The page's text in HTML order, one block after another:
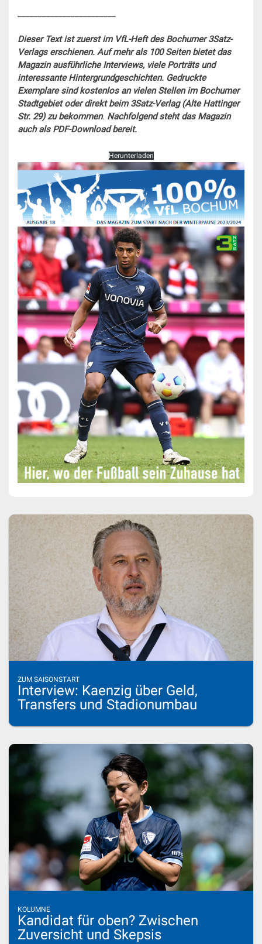
Dieser Text ist zuerst im VfL-Heft des Bochumer 3Satz-
Verlags erschienen. Auf mehr als 100 Seiten bietet das
Magazin ausführliche Interviews, viele Porträts und
interessante Hintergrundgeschichten. Gedruckte
Exemplare sind kostenlos an vielen Stellen im Bochumer
Stadtgebiet oder direkt beim 3Satz-Verlag (Alte Hattinger
Str. 29) zu bekommen. Nachfolgend steht das Magazin
auch als PDF-Download bereit.
Herunterladen
ZUM SAISONSTART
Interview: Kaenzig über Geld,
Transfers und Stadionumbau
KOLUMNE
Kandidat für oben? Zwischen
Zuversicht und Skepsis